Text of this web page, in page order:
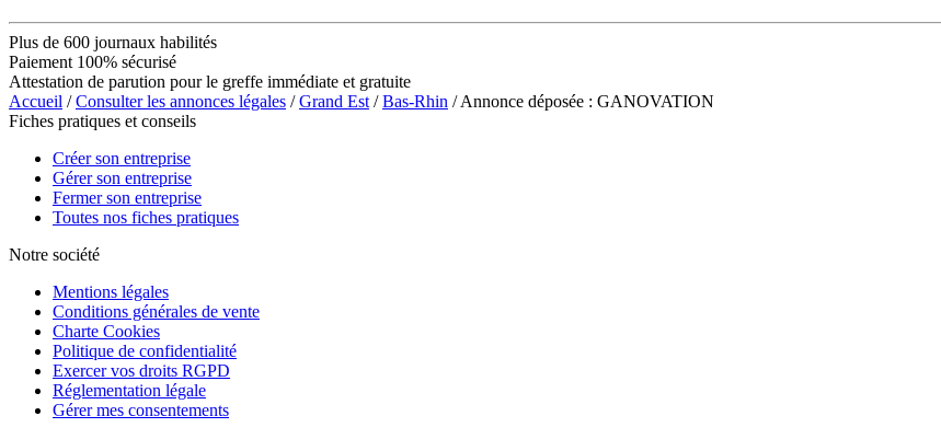
Plus de 600 journaux habilités
Paiement 100% sécurisé
Attestation de parution pour le greffe immédiate et gratuite
Accueil /Consulter les annonces légales /Grand Est /Bas-Rhin / Annonce déposée : GANOVATION
Fiches pratiques et conseils
Créer son entreprise
Gérer son entreprise
Fermer son entreprise
Toutes nos fiches pratiques
Notre société
Mentions légales
Conditions générales de vente
Charte Cookies
Politique de confidentialité
Exercer vos droits RGPD
Réglementation légale
Gérer mes consentements